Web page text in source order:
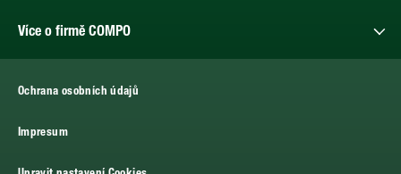
Více o firmě COMPO
Ochrana osobních údajů
Impresum